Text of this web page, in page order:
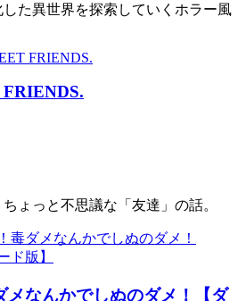
した異世界を探索していくホラー風
ょっと不思議な「友達」の話。
メなんかでしぬのダメ！【ダ